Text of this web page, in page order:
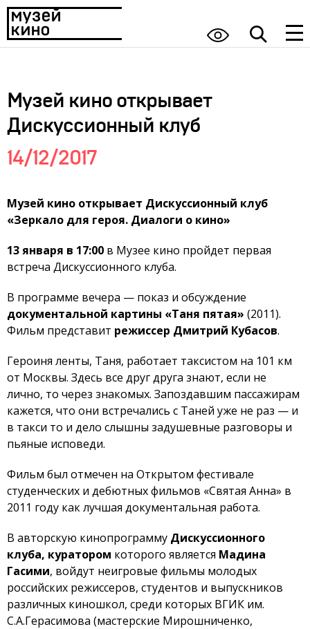
Музей кино открывает
Дискуссионный клуб
14/12/2017
Музей кино открывает Дискуссионный клуб
«Зеркало для героя. Диалоги о кино»
13 января в 17:00 в Музее кино пройдет первая
встреча Дискуссионного клуба.
В программе вечера — показ и обсуждение
документальной картины «Таня пятая» (2011).
Фильм представит режиссер Дмитрий Кубасов.
Героиня ленты, Таня, работает таксистом на 101 км
от Москвы. Здесь все друг друга знают, если не
лично, то через знакомых. Запоздавшим пассажирам
кажется, что они встречались с Таней уже не раз — и
в такси то и дело слышны задушевные разговоры и
пьяные исповеди.
Фильм был отмечен на Открытом фестивале
студенческих и дебютных фильмов «Святая Анна» в
2011 году как лучшая документальная работа.
В авторскую кинопрограмму Дискуссионного
клуба, куратором которого является Мадина
Гасими, войдут неигровые фильмы молодых
российских режиссеров, студентов и выпускников
различных киношкол, среди которых ВГИК им.
С.А.Герасимова (мастерские Мирошниченко,